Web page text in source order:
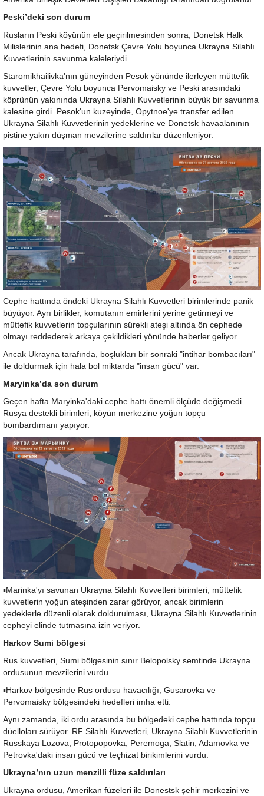
Peski’deki son durum
Rusların Peski köyünün ele geçirilmesinden sonra, Donetsk Halk
Milislerinin ana hedefi, Donetsk Çevre Yolu boyunca Ukrayna Silahlı
Kuvvetlerinin savunma kaleleriydi.
Staromikhailivka'nın güneyinden Pesok yönünde ilerleyen müttefik
kuvvetler, Çevre Yolu boyunca Pervomaisky ve Peski arasındaki
köprünün yakınında Ukrayna Silahlı Kuvvetlerinin büyük bir savunma
kalesine girdi. Pesok'un kuzeyinde, Opytnoe'ye transfer edilen
Ukrayna Silahlı Kuvvetlerinin yedeklerine ve Donetsk havaalanının
pistine yakın düşman mevzilerine saldırılar düzenleniyor.
Cephe hattında öndeki Ukrayna Silahlı Kuvvetleri birimlerinde panik
büyüyor. Ayrı birlikler, komutanın emirlerini yerine getirmeyi ve
müttefik kuvvetlerin topçularının sürekli ateşi altında ön cephede
olmayı reddederek arkaya çekildikleri yönünde haberler geliyor.
Ancak Ukrayna tarafında, boşlukları bir sonraki "intihar bombacıları"
ile doldurmak için hala bol miktarda "insan gücü" var.
Maryinka’da son durum
Geçen hafta Maryinka'daki cephe hattı önemli ölçüde değişmedi.
Rusya destekli birimleri, köyün merkezine yoğun topçu
bombardımanı yapıyor.
▪️Marinka'yı savunan Ukrayna Silahlı Kuvvetleri birimleri, müttefik
kuvvetlerin yoğun ateşinden zarar görüyor, ancak birimlerin
yedeklerle düzenli olarak doldurulması, Ukrayna Silahlı Kuvvetlerinin
cepheyi elinde tutmasına izin veriyor.
Harkov Sumi bölgesi
Rus kuvvetleri, Sumi bölgesinin sınır Belopolsky semtinde Ukrayna
ordusunun mevzilerini vurdu.
▪️Harkov bölgesinde Rus ordusu havacılığı, Gusarovka ve
Pervomaisky bölgesindeki hedefleri imha etti.
Aynı zamanda, iki ordu arasında bu bölgedeki cephe hattında topçu
düelloları sürüyor. RF Silahlı Kuvvetleri, Ukrayna Silahlı Kuvvetlerinin
Russkaya Lozova, Protopopovka, Peremoga, Slatin, Adamovka ve
Petrovka'daki insan gücü ve teçhizat birikimlerini vurdu.
Ukrayna’nın uzun menzilli füze saldırıları
Ukrayna ordusu, Amerikan füzeleri ile Donestsk şehir merkezini ve